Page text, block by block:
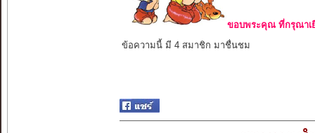
ขอบพระคุณ ที่กรุณาเ
ข้อความนี้ มี 4 สมาชิก มาชื่นชม